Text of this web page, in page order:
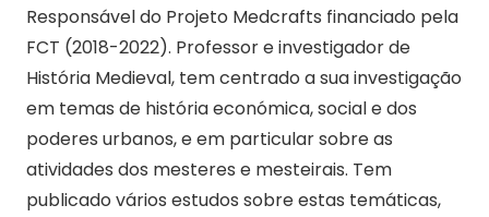
Responsável do Projeto Medcrafts financiado pela
FCT (2018-2022). Professor e investigador de
História Medieval, tem centrado a sua investigação
em temas de história económica, social e dos
poderes urbanos, e em particular sobre as
atividades dos mesteres e mesteirais. Tem
publicado vários estudos sobre estas temáticas,